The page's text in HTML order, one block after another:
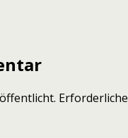
Erforderliche